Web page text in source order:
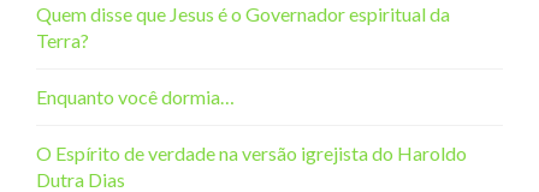
Quem disse que Jesus é o Governador espiritual da
Terra?
Enquanto você dormia…
O Espírito de verdade na versão igrejista do Haroldo
Dutra Dias